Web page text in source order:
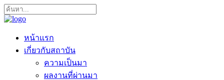
หน้าแรก
เกี่ยวกับสถาบัน
ความเป็นมา
ผลงานที่ผ่านมา